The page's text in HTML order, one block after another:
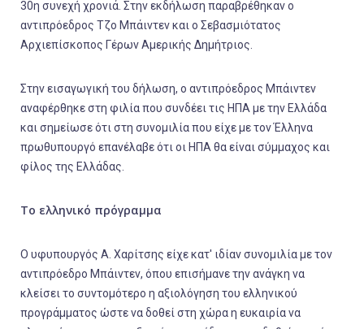
30η συνεχή χρονιά. Στην εκδήλωση παραβρέθηκαν ο
αντιπρόεδρος Τζο Μπάιντεν και ο Σεβασμιότατος
Αρχιεπίσκοπος Γέρων Αμερικής Δημήτριος.
Στην εισαγωγική του δήλωση, ο αντιπρόεδρος Μπάιντεν
αναφέρθηκε στη φιλία που συνδέει τις ΗΠΑ με την Ελλάδα
και σημείωσε ότι στη συνομιλία που είχε με τον Έλληνα
πρωθυπουργό επανέλαβε ότι οι ΗΠΑ θα είναι σύμμαχος και
φίλος της Ελλάδας.
Το ελληνικό πρόγραμμα
Ο υφυπουργός Α. Χαρίτσης είχε κατ' ιδίαν συνομιλία με τον
αντιπρόεδρο Μπάιντεν, όπου επισήμανε την ανάγκη να
κλείσει το συντομότερο η αξιολόγηση του ελληνικού
προγράμματος ώστε να δοθεί στη χώρα η ευκαιρία να